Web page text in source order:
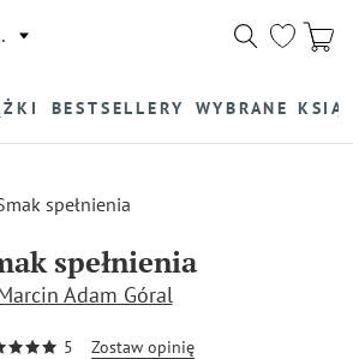
BESTSELLERY WYBRANE
spełnienia
Adam Góral
5 Zostaw opinię